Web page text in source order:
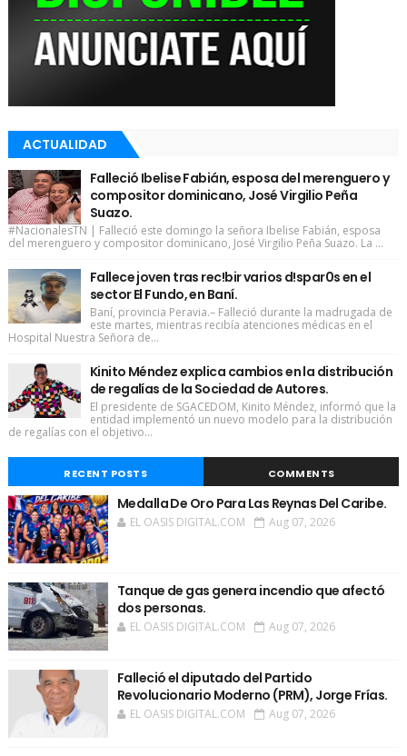
ACTUALIDAD
Falleció Ibelise Fabián, esposa del merenguero y
compositor dominicano, José Virgilio Peña
Suazo.
#NacionalesTN | Falleció este domingo la señora Ibelise Fabián, esposa
del merenguero y compositor dominicano, José Virgilio Peña Suazo. La ...
Fallece joven tras rec!bir varios d!spar0s en el
sector El Fundo, en Baní.
Baní, provincia Peravia.– Falleció durante la madrugada de
este martes, mientras recibía atenciones médicas en el
Hospital Nuestra Señora de...
Kinito Méndez explica cambios en la distribución
de regalías de la Sociedad de Autores.
El presidente de SGACEDOM, Kinito Méndez, informó que la
entidad implementó un nuevo modelo para la distribución
de regalías con el objetivo...
RECENT POSTS COMMENTS
Medalla De Oro Para Las Reynas Del Caribe.
EL OASIS DIGITAL.COM Aug 07, 2026
Tanque de gas genera incendio que afectó
dos personas.
EL OASIS DIGITAL.COM Aug 07, 2026
Falleció el diputado del Partido
Revolucionario Moderno (PRM), Jorge Frías.
EL OASIS DIGITAL.COM Aug 07, 2026